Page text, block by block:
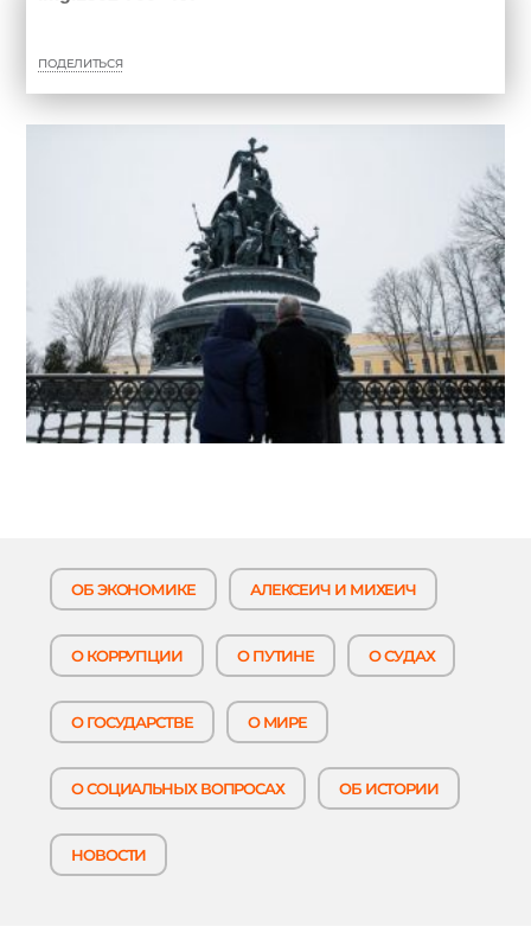
ПОДЕЛИТЬСЯ
ОБ ЭКОНОМИКЕ АЛЕКСЕИЧ И МИХЕИЧ
О КОРРУПЦИИ О ПУТИНЕ О СУДАХ
О ГОСУДАРСТВЕ О МИРЕ
О СОЦИАЛЬНЫХ ВОПРОСАХ ОБ ИСТОРИИ
НОВОСТИ